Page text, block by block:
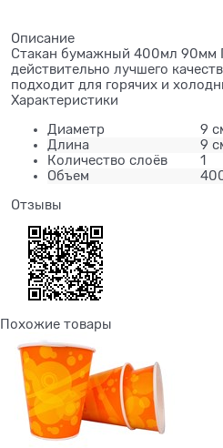
Описание
Стакан бумажный 400мл
действительно лучшего
подходит для горячих и
Характеристики
Диаметр
9
Длина
9
Количество слоёв
1
Объем
Отзывы
Похожие товары